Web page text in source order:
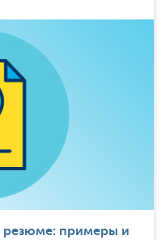
резюме: примеры и